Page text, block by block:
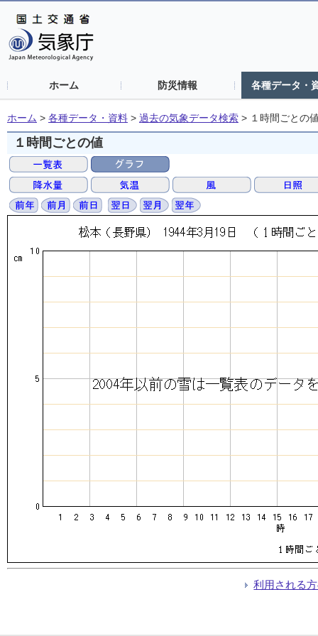
ホーム 防災情報 各種データ・
ホーム > 各種データ・資料 > 過去の気象データ検索 > １時間ごとの
１時間ごとの値
利用される